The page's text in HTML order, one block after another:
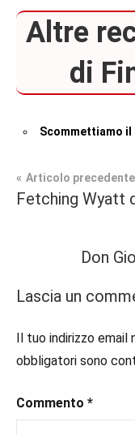
Altre
di
Scommettiamo il
Tag
#bloggerlife,
#booklover,
#ebook
#inspiration,
#ioleggo,
Recensioni
In
piano
Articolo precedente
Fetching Wyatt
Don
Lascia un
Il tuo indirizzo email
obbligatori sono
Commento *